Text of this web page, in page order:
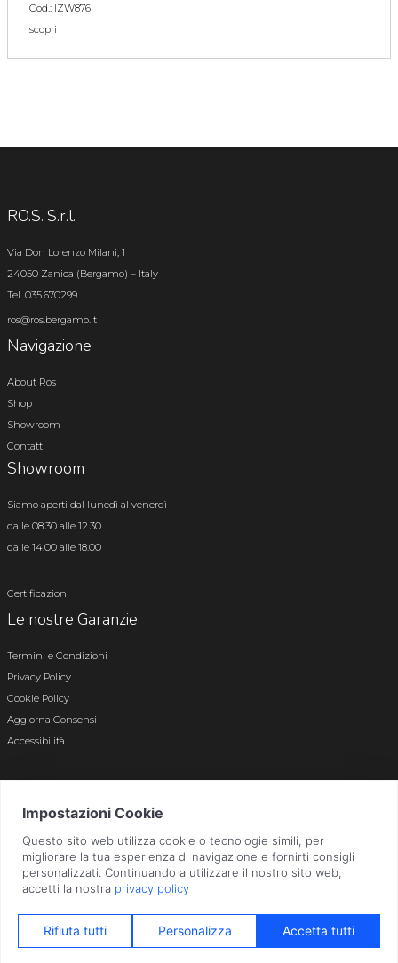
Cod.: IZW876
scopri
RO.S. S.r.l.
Via Don Lorenzo Milani, 1
24050 Zanica (Bergamo) – Italy
Tel. 035.670299
ros@ros.bergamo.it
Navigazione
About Ros
Shop
Showroom
Contatti
Showroom
Siamo aperti dal lunedì al venerdì
dalle 08.30 alle 12.30
dalle 14.00 alle 18.00
Certificazioni
Le nostre Garanzie
Termini e Condizioni
Privacy Policy
Cookie Policy
Aggiorna Consensi
Accessibilità
Bergamo n. 01496180165 · Capitale Sociale i.v. € 800.000,00